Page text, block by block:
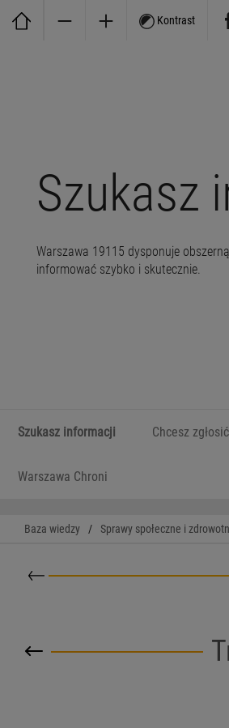
Kontrast
Szukasz
Warszawa 19115 dysponuje
informować szybko i skutecznie.
Szukasz informacji Chcesz
Warszawa Chroni
Baza wiedzy / Sprawy społeczne i